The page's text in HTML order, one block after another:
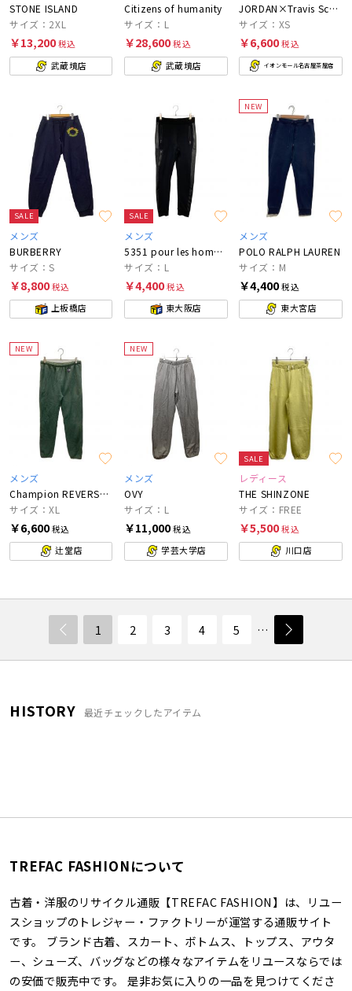
STONE ISLAND
サイズ：2XL
￥13,200税込
武蔵境店
Citizens of humanity
サイズ：L
￥28,600税込
武蔵境店
JORDAN×Travis Scott
サイズ：XS
￥6,600税込
イオンモール名古屋茶屋店
SALE
メンズ
BURBERRY
サイズ：S
￥8,800税込
上板橋店
SALE
メンズ
5351 pour les hommes
サイズ：L
￥4,400税込
東大阪店
NEW
メンズ
POLO RALPH LAUREN
サイズ：M
￥4,400税込
東大宮店
NEW
メンズ
Champion REVERSE WEAVE
サイズ：XL
￥6,600税込
辻堂店
NEW
メンズ
OVY
サイズ：L
￥11,000税込
学芸大学店
SALE
レディース
THE SHINZONE
サイズ：FREE
￥5,500税込
川口店
1 2 3 4 5 …
HISTORY 最近チェックしたアイテム
TREFAC FASHIONについて
古着・洋服のリサイクル通販【TREFAC FASHION】は、リユー
スショップのトレジャー・ファクトリーが運営する通販サイト
です。 ブランド古着、スカート、ボトムス、トップス、アウタ
ー、シューズ、バッグなどの様々なアイテムをリユースならでは
の安価で販売中です。 是非お気に入りの一品を見つけてくださ